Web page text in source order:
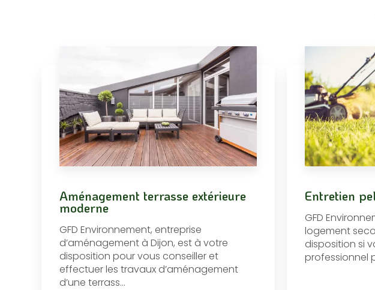
Aménagement terrasse extérieure
moderne
GFD Environnement, entreprise
d’aménagement à Dijon, est à votre
disposition pour vous conseiller et
effectuer les travaux d’aménagement
d’une terrass...
Entretien
GFD
logement
disposition si
professionnel